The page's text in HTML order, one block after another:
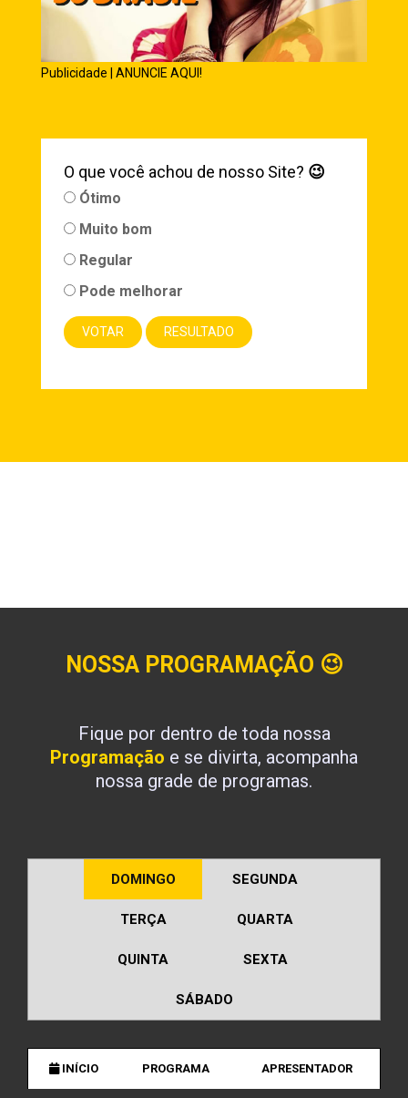
Publicidade | ANUNCIE AQUI!
O que você achou de nosso Site? 😉
Ótimo
Muito bom
Regular
Pode melhorar
NOSSA PROGRAMAÇÃO 😉
Fique por dentro de toda nossa
Programação e se divirta, acompanha
nossa grade de programas.
DOMINGO SEGUNDA
TERÇA QUARTA
QUINTA SEXTA
SÁBADO
INÍCIO PROGRAMA APRESENTADOR